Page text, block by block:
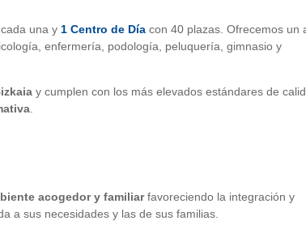
una y 1 Centro de Día con 40 plazas. Ofrecemos un
enfermería, podología, peluquería, gimnasio y
y cumplen con los más elevados estándares de
acogedor y familiarfavoreciendo la integración y
a sus necesidades y las de sus familias.